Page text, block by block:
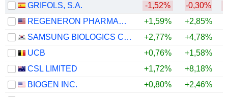
GRIFOLS, S.A. -1,52% -0,30%
REGENERON PHARMACEUTICALS, INC.
+1,59% +2,85%
SAMSUNG BIOLOGICS CO.,LTD.
+2,77% +4,78%
UCB
+0,76% +1,58%
CSL LIMITED
+1,72% +8,18%
BIOGEN INC.
+0,80% +2,46%